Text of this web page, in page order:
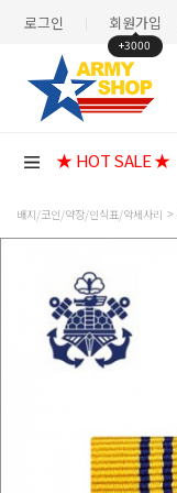
로그인 회원가입
+3000
★ HOT SALE ★
배지/코인/약장/인식표/악세사리